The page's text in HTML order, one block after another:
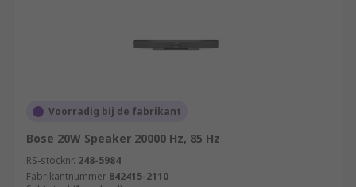
Voorradig bij de fabrikant
Bose 20W Speaker 20000 Hz, 85 Hz
RS-stocknr. 248-5984
Fabrikantnummer 842415-2110